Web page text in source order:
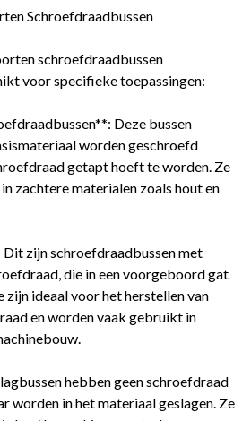
Schroefdraadbussen
schroefdraadbussen
voor specifieke toepassingen:
Deze bussen
worden geschroefd
getapt hoeft te worden. Ze
zachtere materialen zoals hout en
zijn schroefdraadbussen met
die in een voorgeboord gat
zijn ideaal voor het herstellen van
en worden vaak gebruikt in
hebben geen schroefdraad
worden in het materiaal geslagen. Ze